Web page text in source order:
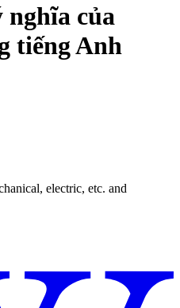
của
tiếng Anh
electric, etc. and